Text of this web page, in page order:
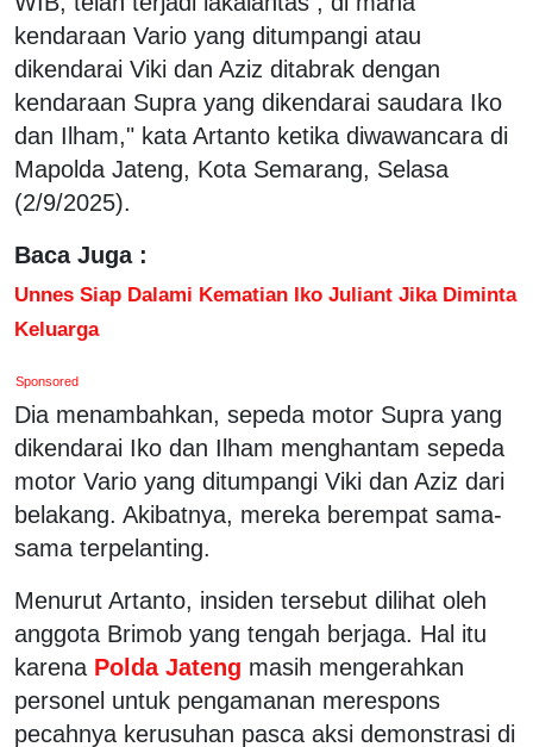
kendaraan Vario yang ditumpangi atau
dikendarai Viki dan Aziz ditabrak dengan
kendaraan Supra yang dikendarai saudara Iko
dan Ilham," kata Artanto ketika diwawancara di
Mapolda Jateng, Kota Semarang, Selasa
(2/9/2025).
Baca Juga :
Unnes Siap Dalami Kematian Iko Juliant Jika Diminta
Keluarga
Sponsored
Dia menambahkan, sepeda motor Supra yang
dikendarai Iko dan Ilham menghantam sepeda
motor Vario yang ditumpangi Viki dan Aziz dari
belakang. Akibatnya, mereka berempat sama-
sama terpelanting.
Menurut Artanto, insiden tersebut dilihat oleh
anggota Brimob yang tengah berjaga. Hal itu
karena Polda Jateng masih mengerahkan
personel untuk pengamanan merespons
pecahnya kerusuhan pasca aksi demonstrasi di